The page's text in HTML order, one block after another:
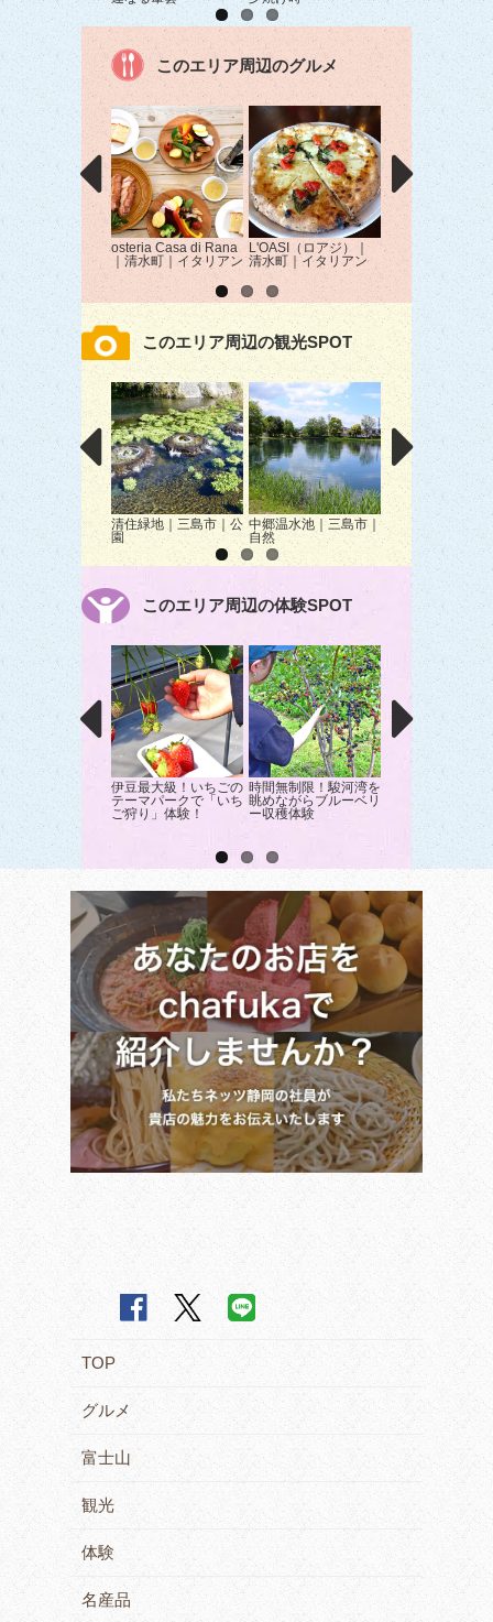
このエリア周辺のグルメ
osteria Casa di Rana
｜清水町｜イタリアン
L'OASI（ロアジ）｜
清水町｜イタリアン
agura｜三島市｜
屋
このエリア周辺の観光SPOT
清住緑地｜三島市｜公
園
中郷温水池｜三島市｜
自然
狩野川さくら公
｜伊豆の国市｜桜
このエリア周辺の体験SPOT
伊豆最大級！いちごの
テーマパークで「いち
ご狩り」体験！
時間無制限！駿河湾を
眺めながらブルーベリ
ー収穫体験
GO SLOW Town
Port～電動キッ
ドで沼津港をぶ
TOP
グルメ
富士山
観光
体験
名産品